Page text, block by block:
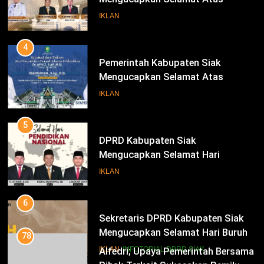
Pengambilan Sumpah Jabatan
IKLAN
4
Pemerintah Kabupaten Siak
Mengucapkan Selamat Atas
Pengambilan Sumpah Jabatan
IKLAN
5
DPRD Kabupaten Siak
Mengucapkan Selamat Hari
Pendidikan Nasional
IKLAN
6
Sekretaris DPRD Kabupaten Siak
Mengucapkan Selamat Hari Buruh
IKLAN INFOTORIAL DPRD SIAK
78
Alfedri; Upaya Pemerintah Bersama